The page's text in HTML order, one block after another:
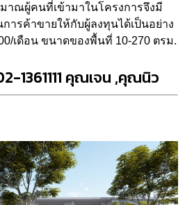
าณผู้คนที่เข้ามาในโครงการจึงมี
ารค้าขายให้กับผู้ลงทุนได้เป็นอย่าง
เดือน ขนาดของพื้นที่ 10-270 ตรม.
1361111 คุณเจน ,คุณนิว